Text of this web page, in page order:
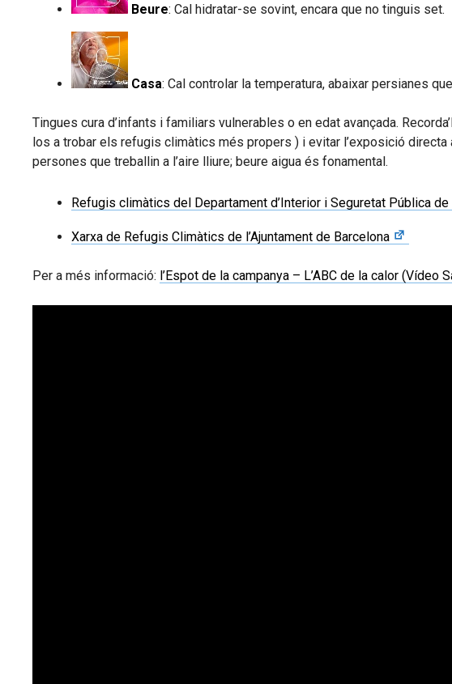
Beure: Cal hidratar-se sovint, encara que no tinguis set.
Casa: Cal controlar la temperatura, abaixar persianes
Tingues cura d’infants i familiars vulnerables o en edat avançada.
los a trobar els refugis climàtics més propers ) i evitar l’exposició
persones que treballin a l’aire lliure; beure aigua és fonamental.
Refugis climàtics del Departament d’Interior i Seguretat Pública de
Xarxa de Refugis Climàtics de l’Ajuntament de Barcelona
Per a més informació: l’Espot de la campanya – L’ABC de la calor (Vídeo